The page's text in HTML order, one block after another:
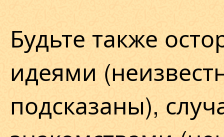
Будьте также
идеями
подсказаны),